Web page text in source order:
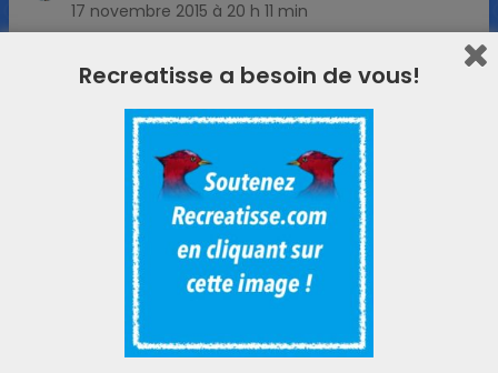
17 novembre 2015 à 20 h 11 min
Répondre
dit :
18 novembre 2015 à 15 h 13 min
J’adore ! Adoptée, merci !
dit :
29 novembre 2015 à 16 h 54 min
Recreatisse a besoin de vous!